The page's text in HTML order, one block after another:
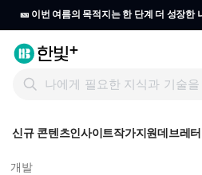
🎫 이번 여름의 목적지는 한 단계 더 성장한
신규 콘텐츠인사이트작가지원데브레터
개발